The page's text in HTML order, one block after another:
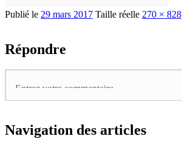
Publié le 29 mars 2017 Taille réelle 270 × 828
Répondre
Navigation des articles